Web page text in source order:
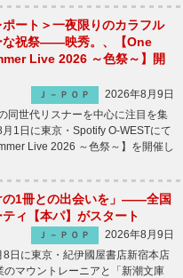
ポート＞一夜限りのカラフル
な祝祭――映秀。、【One
Live 2026 ～色祭～】開
Ｊ－ＰＯＰ
2026年8月9日
同世代リスナーを中心に注目を集
1日に東京・Spotify O-WESTにて
Live 2026 ～色祭～】を開催し
の1冊との出会いを」――全国
ィ【本パ】がスタート
Ｊ－ＰＯＰ
2026年8月9日
日に東京・紀伊國屋書店新宿本店
のマウントレーニアと「新潮文庫